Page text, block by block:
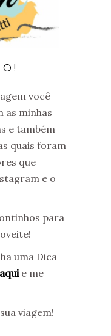
você
as minhas
e também
quais foram
que
e o
para
uma Dica
e me
viagem!